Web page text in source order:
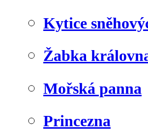
Kytice
Žabka
Mořská panna
Princezna